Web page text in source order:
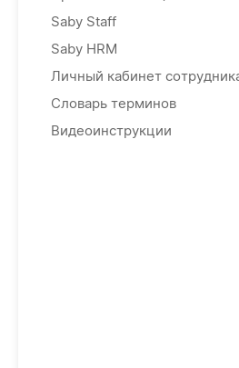
Saby Staff
Saby HRM
Личный кабинет
Словарь терминов
Видеоинструкции